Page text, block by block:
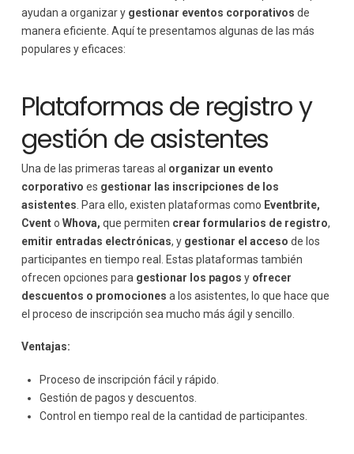
ayudan a organizar y gestionar eventos corporativos de
manera eficiente. Aquí te presentamos algunas de las más
populares y eficaces:
Plataformas de registro y
gestión de asistentes
Una de las primeras tareas al organizar un evento
corporativo es gestionar las inscripciones de los
asistentes . Para ello, existen plataformas como Eventbrite,
Cvento Whova, que permiten crear formularios de registro,
emitir entradas electrónicas, y gestionar el acceso de los
participantes en tiempo real. Estas plataformas también
ofrecen opciones para gestionar los pagos y ofrecer
descuentos o promociones a los asistentes, lo que hace que
el proceso de inscripción sea mucho más ágil y sencillo.
Ventajas:
Proceso de inscripción fácil y rápido.
Gestión de pagos y descuentos.
Control en tiempo real de la cantidad de participantes.